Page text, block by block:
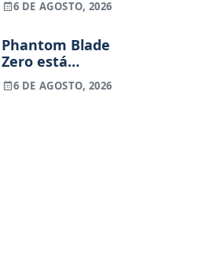
setembro e vai
um jogo novo
6 DE AGOSTO, 2026
Phantom Blade
Zero está
terminado, pré-
vendas começam
6 DE AGOSTO, 2026